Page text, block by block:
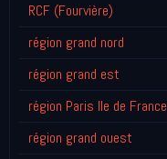
RCF (Fourvière)
région grand nord
région grand est
région Paris Ile de France
région grand ouest